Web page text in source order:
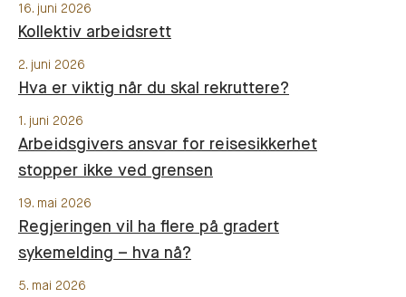
16. juni 2026
Kollektiv arbeidsrett
2. juni 2026
Hva er viktig når du skal rekruttere?
1. juni 2026
Arbeidsgivers ansvar for reisesikkerhet
stopper ikke ved grensen
19. mai 2026
Regjeringen vil ha flere på gradert
sykemelding – hva nå?
5. mai 2026